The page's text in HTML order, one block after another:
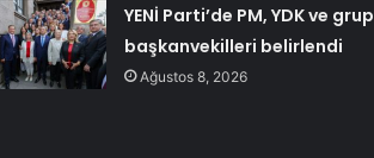
YENİ Parti’de PM, YDK ve grup
başkanvekilleri belirlendi
Ağustos 8, 2026